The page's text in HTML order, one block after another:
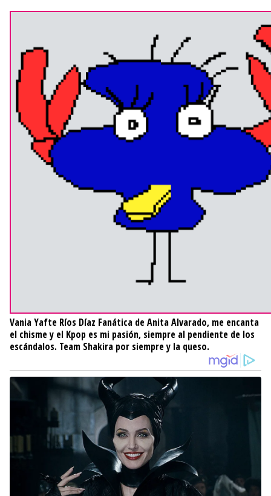
Vania Yafte Ríos Díaz Fanática de Anita Alvarado, me encanta
el chisme y el Kpop es mi pasión, siempre al pendiente de los
escándalos. Team Shakira por siempre y la queso.